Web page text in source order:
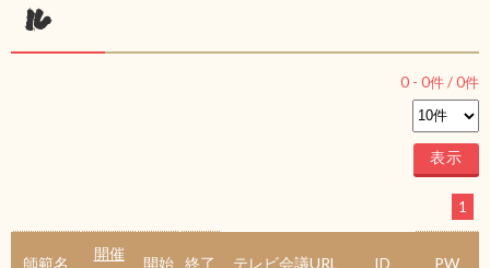
ル
0 - 0件 /0件
1
師範名
開催
開始 終了 テレビ会議URL ID PW